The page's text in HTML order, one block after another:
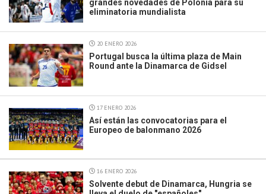
grandes novedades de Polonia para su
eliminatoria mundialista
20 ENERO 2026
Portugal busca la última plaza de Main
Round ante la Dinamarca de Gidsel
17 ENERO 2026
Así están las convocatorias para el
Europeo de balonmano 2026
16 ENERO 2026
Solvente debut de Dinamarca, Hungria se